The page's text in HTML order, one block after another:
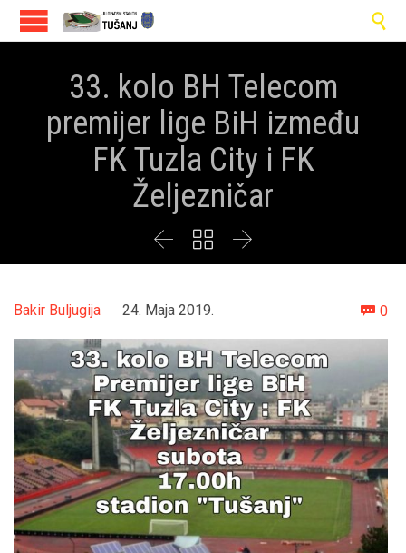

33. kolo BH Telecom
premijer lige BiH između
FK Tuzla City i FK
Željezničar
  
Bakir Buljugija 24. Maja 2019.  0